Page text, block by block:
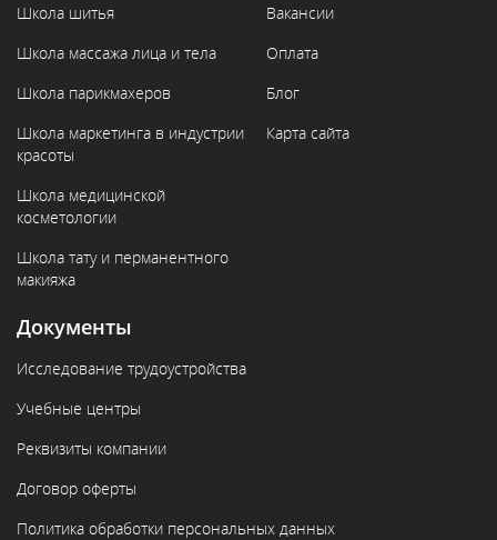
Школа шитья
Школа массажа лица и тела
Школа парикмахеров
Школа маркетинга в индустрии
красоты
Школа медицинской
косметологии
Школа тату и перманентного
макияжа
Вакансии
Оплата
Блог
Карта сайта
Документы
Исследование трудоустройства
Учебные центры
Реквизиты компании
Договор оферты
Политика обработки персональных данных